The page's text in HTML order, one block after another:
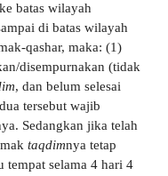
batas wilayah
di batas wilayah
qashar, maka: (1)
disempurnakan (tidak
, dan belum selesai
tersebut wajib
Sedangkan jika telah
taqdimnya tetap
tempat selama 4 hari 4